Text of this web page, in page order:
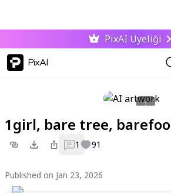
PixAI Üyeliği
PixAI
1girl, bare tree,
1 91
Published on Jan 23, 2026